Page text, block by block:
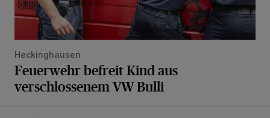
Heckinghausen
Feuerwehr befreit Kind aus
verschlossenem VW Bulli